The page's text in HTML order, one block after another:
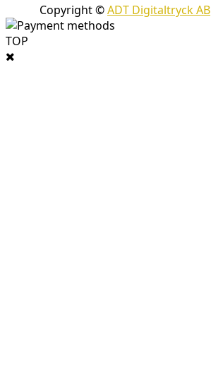
Copyright ©ADT Digitaltryck AB
TOP